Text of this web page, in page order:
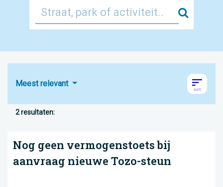
Zoek
Meest relevant
2 resultaten:
Nog geen vermogenstoets bij
aanvraag nieuwe Tozo-steun